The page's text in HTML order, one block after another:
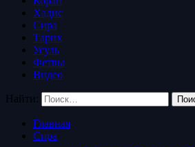
Хадис
Сира
Тарих
Усуль
Фетвы
Видео
Найти:
Главная
Сира